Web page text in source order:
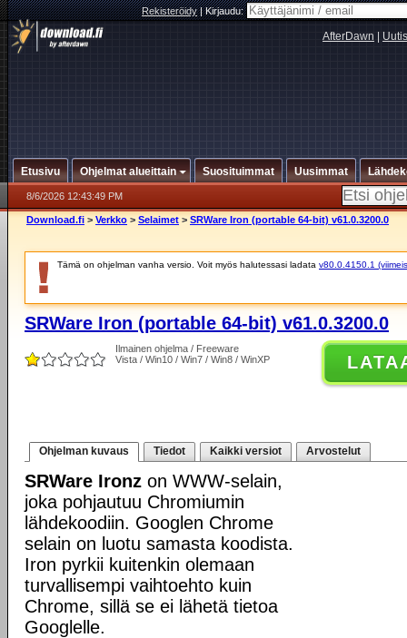
Rekisteröidy|Kirjaudu:
AfterDawn
Etusivu Ohjelmat alueittain Suosituimmat Uusimmat
8/6/2026 12:43:49 PM
Download.fi > Verkko > Selaimet > SRWare Iron (portable 64-bit) v61.0.3200.0
Tämä on ohjelman vanha versio. Voit myös halutessasi ladata v80.0.4150.1
SRWare Iron (portable 64-bit) v61.0.3200.0
Ilmainen ohjelma / Freeware
Vista / Win10 / Win7 / Win8 / WinXP
Ohjelman kuvaus Tiedot Kaikki versiot Arvostelut
SRWare Ironz on WWW-selain,
joka pohjautuu Chromiumin
lähdekoodiin. Googlen Chrome
selain on luotu samasta koodista.
Iron pyrkii kuitenkin olemaan
turvallisempi vaihtoehto kuin
Chrome, sillä se ei lähetä tietoa
Googlelle.